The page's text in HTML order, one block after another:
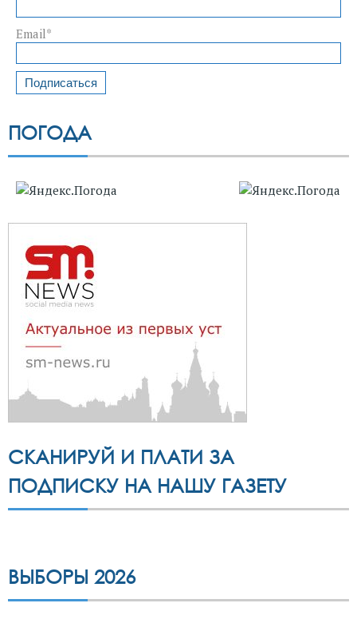
Email*
ПОГОДА
СКАНИРУЙ И ПЛАТИ ЗА
ПОДПИСКУ НА НАШУ ГАЗЕТУ
ВЫБОРЫ 2026